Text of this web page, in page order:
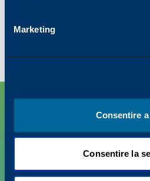
Marketing
Consentire
Consentire la
Monocromatico